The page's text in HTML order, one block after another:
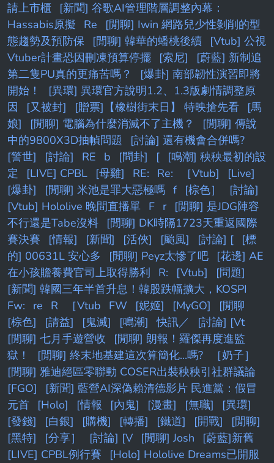
請上市櫃
[新聞] 谷歌AI管理階層調整內幕：
Hassabis原擬
Re
[閒聊] Iwin 網路兒少性剝削的型
態趨勢及預防保
[閒聊] 韓華的蟠桃後續
[Vtub] 公視
Vtuber計畫恐因刪凍預算停擺
[索尼]
[蔚藍] 新制追
第二隻PU真的更痛苦嗎？
[爆卦] 南部韌性演習即將
開始！
[異環] 異環官方說明1.2、1.3版劇情調整原
因
[又被封] [贈票]【橡樹街末日】 特映搶先看
[馬
娘]
[閒聊] 電腦為什麼消滅不了主機？
[閒聊] 傳說
中的9800X3D抽幀問題
[討論] 還有機會合併嗎?
[警世]
[討論] RE b [問卦] [
[鳴潮] 秧秧最初的設
定
[LIVE] CPBL [母雞] RE: Re: ［Vtub]
[Live]
[爆卦]
[閒聊] 米池是罪大惡極嗎 f [棕色］
[討論]
[Vtub] Hololive 晚間直播單 F r
[閒聊] 是JDG陣容
不行還是Tabe沒料
[閒聊] DK時隔1723天重返國際
賽決賽
[情報] [新聞] [活俠] [颱風] [討論] [
[標
的] 00631L 安心多
[閒聊] Peyz太慘了吧
[花邊] AE
在小孩贍養費官司上取得勝利
R: [Vtub]
[問題]
[新聞] 韓國三年半首升息！韓股跌幅擴大，KOSPI
Fw:
re R ［Vtub FW [妮姬] [MyGO]
[閒聊
[棕色]
[請益] [鬼滅] [鳴潮] 快訊／
[討論] [Vt
[閒聊] 七月手遊營收
[閒聊] 朗報！羅傑再度進監
獄！
[閒聊] 終末地基建這次算簡化...嗎?
［奶子］
[閒聊] 雅迪絕區零聯動 COSER出裝秧秧引社群議論
[FGO]
[新聞] 藍營AI深偽賴清德影片 民進黨：假冒
元首
[Holo] [情報 [內鬼] [漫畫] [無職]
[異環]
[發錢]
[白銀] [購機] [轉播] [鐵道] [開戰]
[閒聊]
[黑特]
[分享］ [討論] [V [閒聊] Josh
[蔚藍]新舊
[LIVE] CPBL例行賽
[Holo] Hololive Dreams已開服